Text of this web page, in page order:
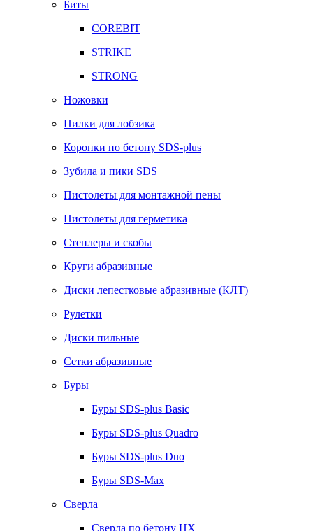
Биты
COREBIT
STRIKE
STRONG
Ножовки
Пилки для лобзика
Коронки по бетону SDS-plus
Зубила и пики SDS
Пистолеты для монтажной пены
Пистолеты для герметика
Степлеры и скобы
Круги абразивные
Диски лепестковые абразивные (КЛТ)
Рулетки
Диски пильные
Сетки абразивные
Буры
Буры SDS-plus Basic
Буры SDS-plus Quadro
Буры SDS-plus Duo
Буры SDS-Max
Сверла
Сверла по бетону ЦХ